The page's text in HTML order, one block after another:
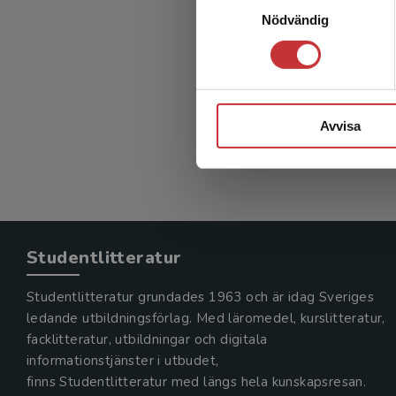
Nödvändig
Avvisa
Studentlitteratur
Studentlitteratur grundades 1963 och är idag Sveriges
ledande utbildningsförlag. Med läromedel, kurslitteratur,
facklitteratur, utbildningar och digitala
informationstjänster i utbudet,
finns Studentlitteratur med längs hela kunskapsresan.